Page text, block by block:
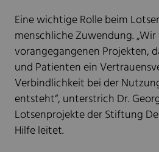
Eine wichtige Rolle beim
menschliche Zuwendung. „Wir
vorangegangenen Projekten,
und Patienten ein
Verbindlichkeit bei der
entsteht“, unterstrich Dr.
Lotsenprojekte der Stiftung
Hilfe leitet.